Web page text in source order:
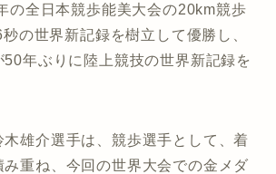
の全日本競歩能美大会の20km競歩
の世界新記録を樹立して優勝し、
50年ぶりに陸上競技の世界新記録を
木雄介選手は、競歩選手として、着
重ね、今回の世界大会での金メダ